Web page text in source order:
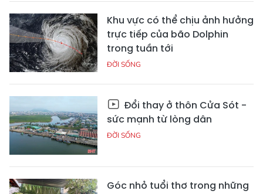
Khu vực có thể chịu ảnh hưởng
trực tiếp của bão Dolphin
trong tuần tới
ĐỜI SỐNG
Đổi thay ở thôn Cửa Sót -
sức mạnh từ lòng dân
ĐỜI SỐNG
Góc nhỏ tuổi thơ trong những